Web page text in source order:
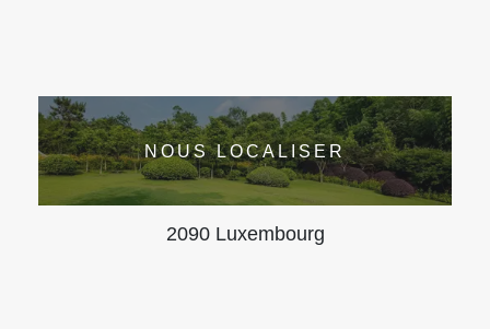
NOUS LOCALISER
2090 Luxembourg